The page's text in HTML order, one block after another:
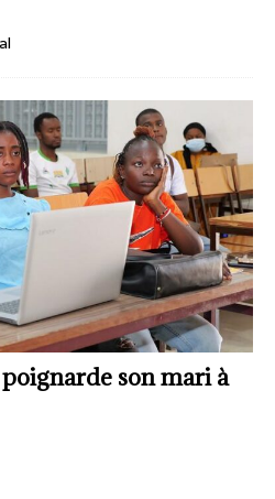
son mari à